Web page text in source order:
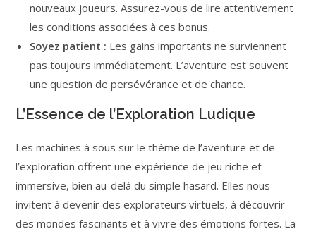
nouveaux joueurs. Assurez-vous de lire attentivement
les conditions associées à ces bonus.
Soyez patient : Les gains importants ne surviennent
pas toujours immédiatement. L’aventure est souvent
une question de persévérance et de chance.
L’Essence de l’Exploration Ludique
Les machines à sous sur le thème de l’aventure et de
l’exploration offrent une expérience de jeu riche et
immersive, bien au-delà du simple hasard. Elles nous
invitent à devenir des explorateurs virtuels, à découvrir
des mondes fascinants et à vivre des émotions fortes. La